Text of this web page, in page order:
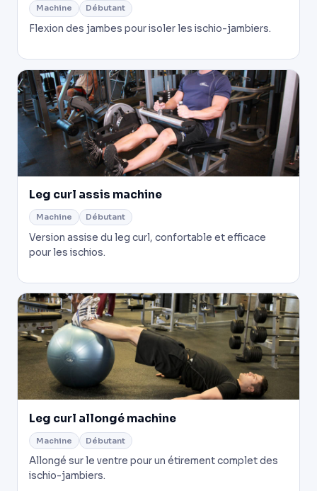
Machine Débutant
Flexion des jambes pour isoler les ischio-jambiers.
Leg curl assis machine
Machine Débutant
Version assise du leg curl, confortable et efficace
pour les ischios.
Leg curl allongé machine
Machine Débutant
Allongé sur le ventre pour un étirement complet des
ischio-jambiers.